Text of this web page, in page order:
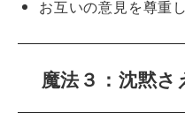
お互いの意見を尊重
魔法３：沈黙